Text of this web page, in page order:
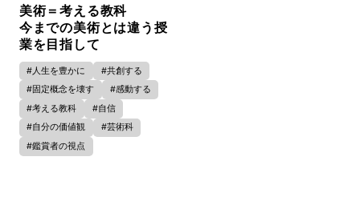
美術＝考える教科
今までの美術とは違う授
業を目指して
#人生を豊かに
#共創する
#固定概念を壊す
#感動する
#考える教科
#自信
#自分の価値観
#芸術科
#鑑賞者の視点